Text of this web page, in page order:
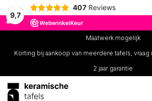
9,7
407 Reviews
Maatwerk mogelijk
Korting bij aankoop van meerdere tafels, vraag
2 jaar garantie